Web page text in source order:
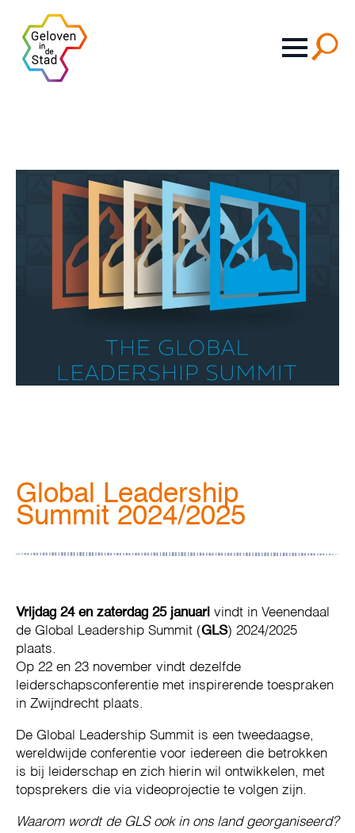
Global Leadership
Summit 2024/2025
Vrijdag 24 en zaterdag 25 januari vindt in Veenendaal
de Global Leadership Summit (GLS) 2024/2025
plaats.
Op 22 en 23 november vindt dezelfde
leiderschapsconferentie met inspirerende toespraken
in Zwijndrecht plaats.
De Global Leadership Summit is een tweedaagse,
wereldwijde conferentie voor iedereen die betrokken
is bij leiderschap en zich hierin wil ontwikkelen, met
topsprekers die via videoprojectie te volgen zijn.
Waarom wordt de GLS ook in ons land georganiseerd?